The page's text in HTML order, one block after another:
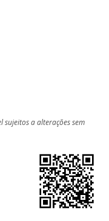
a alterações sem